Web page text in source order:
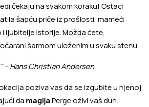
čekaju na svakom koraku! Ostaci
šapću priče iz prošlosti, mameći
i ljubitelje istorije. Možda ćete,
šarmom uloženim u svaku stenu.
– Hans Christian Andersen
poziva vas da se izgubite u njenoj
da magijaPerge oživi vaš duh.